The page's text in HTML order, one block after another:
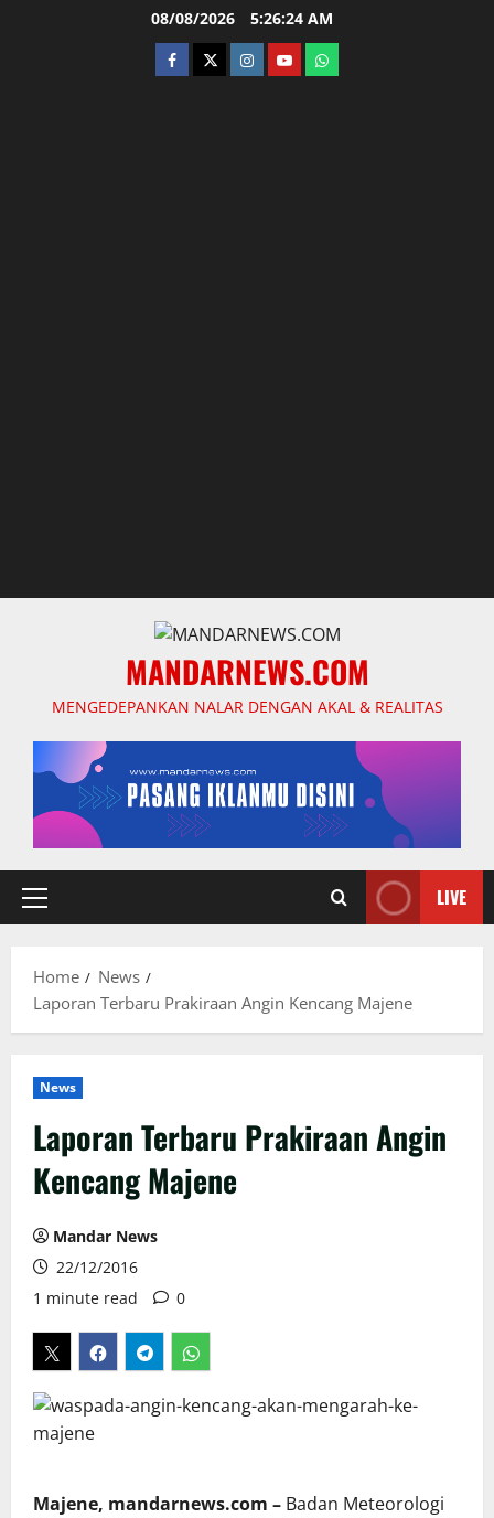
08/08/2026 5:26:25 AM
facebooktwitterinstagram.com
youtubewhatsapp
MANDARNEWS.COM
MENGEDEPANKAN NALAR DENGAN AKAL & REALITAS
Primary
LIVE
Home
News
Laporan Terbaru Prakiraan Angin Kencang Majene
News
Laporan Terbaru Prakiraan Angin
Kencang Majene
Mandar News
22/12/2016
1 minute read
0
Majene, mandarnews.com – Badan Meteorologi